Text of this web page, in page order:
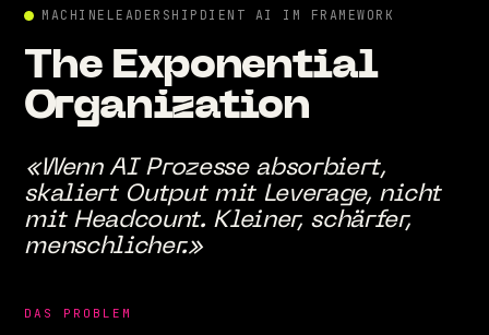
MACHINE LEADERSHIP DIENT AI IM FRAMEWORK
The Exponential
Organization
«Wenn AI Prozesse absorbiert,
skaliert Output mit Leverage, nicht
mit Headcount. Kleiner, schärfer,
menschlicher.»
DAS PROBLEM